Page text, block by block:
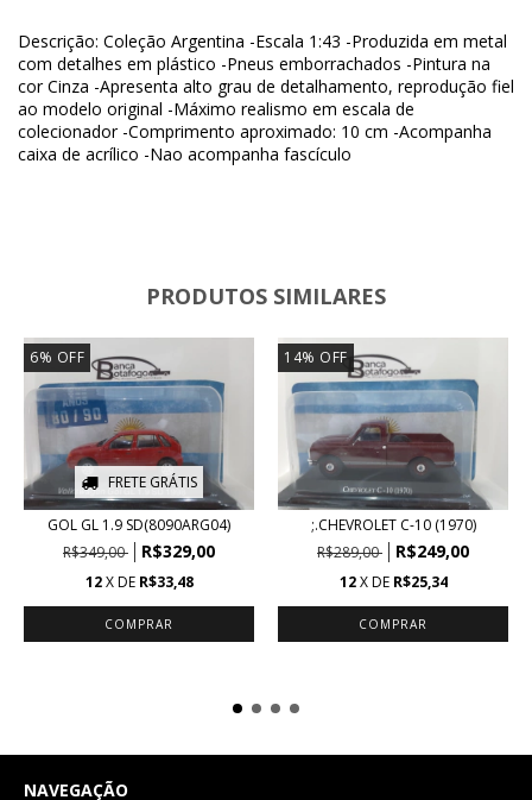
Descrição: Coleção Argentina -Escala 1:43 -Produzida em metal
com detalhes em plástico -Pneus emborrachados -Pintura na
cor Cinza -Apresenta alto grau de detalhamento, reprodução fiel
ao modelo original -Máximo realismo em escala de
colecionador -Comprimento aproximado: 10 cm -Acompanha
caixa de acrílico -Nao acompanha fascículo
PRODUTOS SIMILARES
6% OFF
FRETE GRÁTIS
GOL GL 1.9 SD(8090ARG04)
R$349,00
R$329,00
12 X DE R$33,48
14% OFF
;.CHEVROLET C-10 (1970)
R$289,00
R$249,00
12 X DE R$25,34
NAVEGAÇÃO